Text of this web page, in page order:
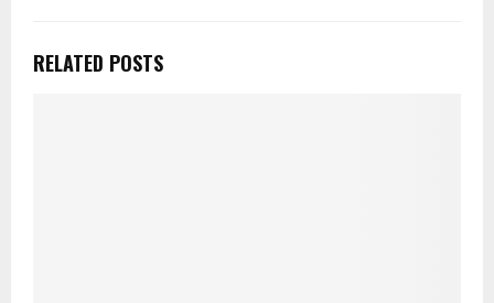
RELATED POSTS